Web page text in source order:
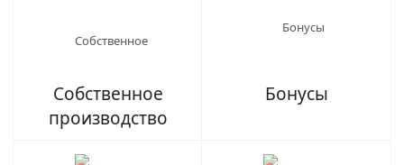
Собственное
производство
Бонусы